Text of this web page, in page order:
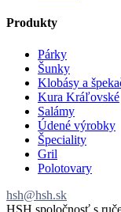
Produkty
Párky
Šunky
Klobásy a
Kura Kráľovské
Salámy
Údené výrobky
Špeciality
Gril
Polotovary
hsh@hsh.sk
HSH spoločnosť s